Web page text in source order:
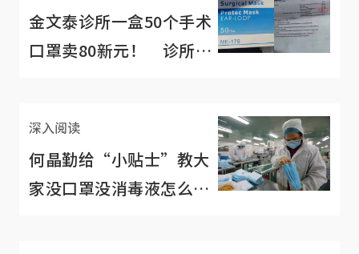
金文泰诊所一盒50个手术
口罩卖80新元！ 诊所：
深入阅读
何晶勤给“小贴士”教大
家没口罩没消毒液怎么